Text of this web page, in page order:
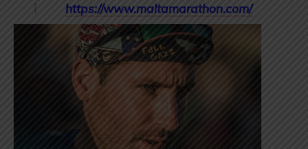
https://www.maltamarathon.com/